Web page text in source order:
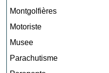
Montgolfières
Motoriste
Musee
Parachutisme